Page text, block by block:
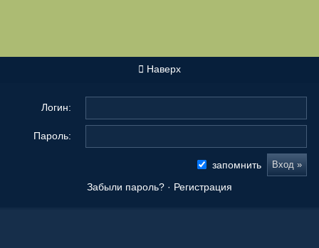
Наверх
Логин:
Пароль:
запомнить
Забыли пароль? · Регистрация